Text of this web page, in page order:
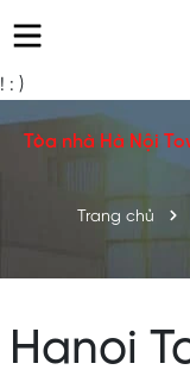
! : )
Tòa nhà Hà Nội
Trang chủ
Hanoi